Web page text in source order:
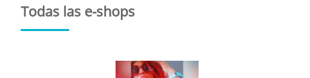
Todas las e-shops